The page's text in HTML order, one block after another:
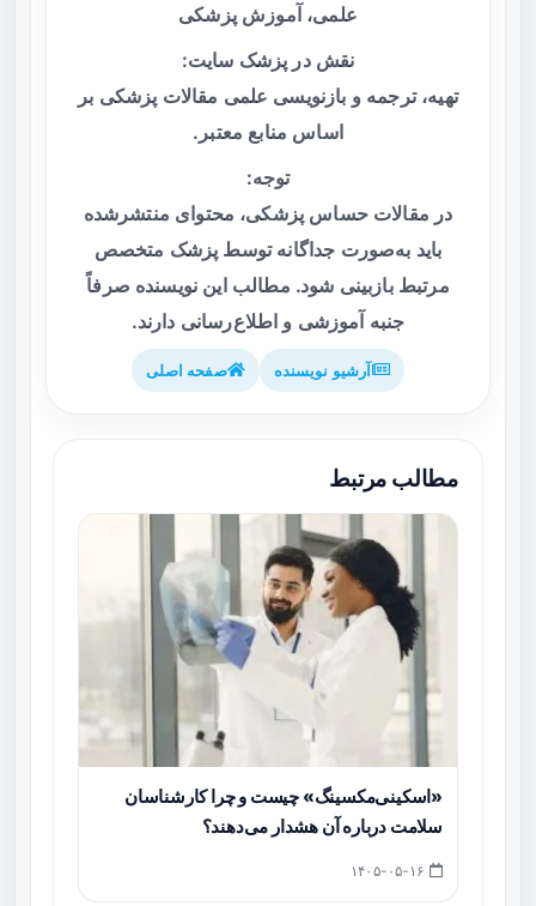
علمی، آموزش پزشکی
نقش در پزشک سایت:
تهیه، ترجمه و بازنویسی علمی مقالات پزشکی بر
اساس منابع معتبر.
توجه:
در مقالات حساس پزشکی، محتوای منتشرشده
باید به‌صورت جداگانه توسط پزشک متخصص
مرتبط بازبینی شود. مطالب این نویسنده صرفاً
جنبه آموزشی و اطلاع‌رسانی دارند.
آرشیو نویسنده صفحه اصلی
مطالب مرتبط
«اسکینی‌مکسینگ» چیست و چرا کارشناسان
سلامت درباره آن هشدار می‌دهند؟